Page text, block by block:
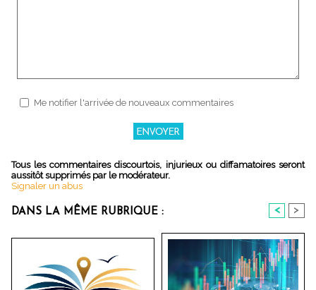
Me notifier l'arrivée de nouveaux commentaires
Tous les commentaires discourtois, injurieux ou diffamatoires seront
aussitôt supprimés par le modérateur.
Signaler un abus
DANS LA MÊME RUBRIQUE : < >